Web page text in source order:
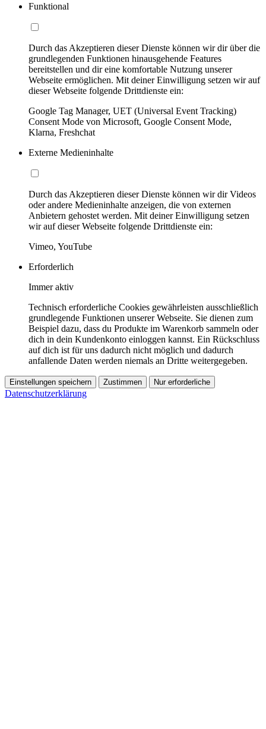
Funktional
Durch das Akzeptieren dieser Dienste können wir dir über die
grundlegenden Funktionen hinausgehende Features
bereitstellen und dir eine komfortable Nutzung unserer
Webseite ermöglichen. Mit deiner Einwilligung setzen wir auf
dieser Webseite folgende Drittdienste ein:
Google Tag Manager, UET (Universal Event Tracking)
Consent Mode von Microsoft, Google Consent Mode,
Klarna, Freshchat
Externe Medieninhalte
Durch das Akzeptieren dieser Dienste können wir dir Videos
oder andere Medieninhalte anzeigen, die von externen
Anbietern gehostet werden. Mit deiner Einwilligung setzen
wir auf dieser Webseite folgende Drittdienste ein:
Vimeo, YouTube
Erforderlich
Immer aktiv
Technisch erforderliche Cookies gewährleisten ausschließlich
grundlegende Funktionen unserer Webseite. Sie dienen zum
Beispiel dazu, dass du Produkte im Warenkorb sammeln oder
dich in dein Kundenkonto einloggen kannst. Ein Rückschluss
auf dich ist für uns dadurch nicht möglich und dadurch
anfallende Daten werden niemals an Dritte weitergegeben.
Einstellungen speichern Zustimmen Nur erforderliche
Datenschutzerklärung